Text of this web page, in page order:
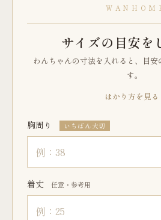
サイズの目安を
わんちゃんの寸法を入れると、目安
す。
はかり方を見る
胸周り いちばん大切
着丈 任意・参考用